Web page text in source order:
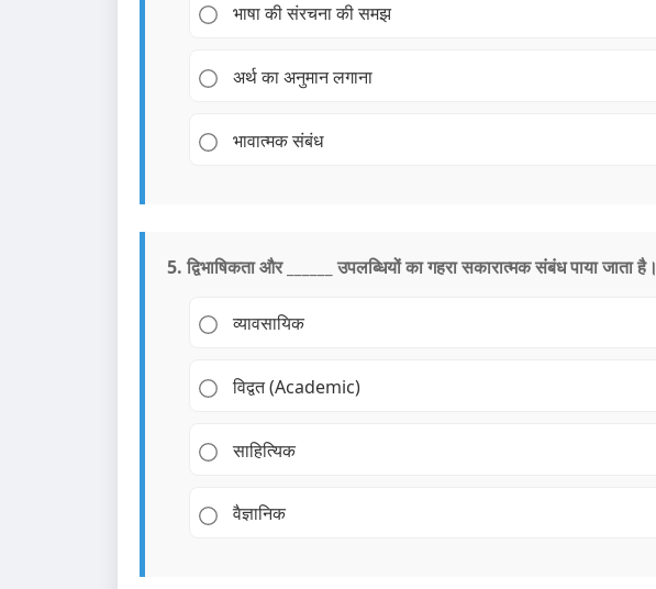
भाषा की संरचना की समझ
अर्थ का अनुमान लगाना
भावात्मक संबंध
5. द्विभाषिकता और ______ उपलब्धियों का गहरा सकारात्मक संबंध पाया जाता है।
व्यावसायिक
विद्वत (Academic)
साहित्यिक
वैज्ञानिक